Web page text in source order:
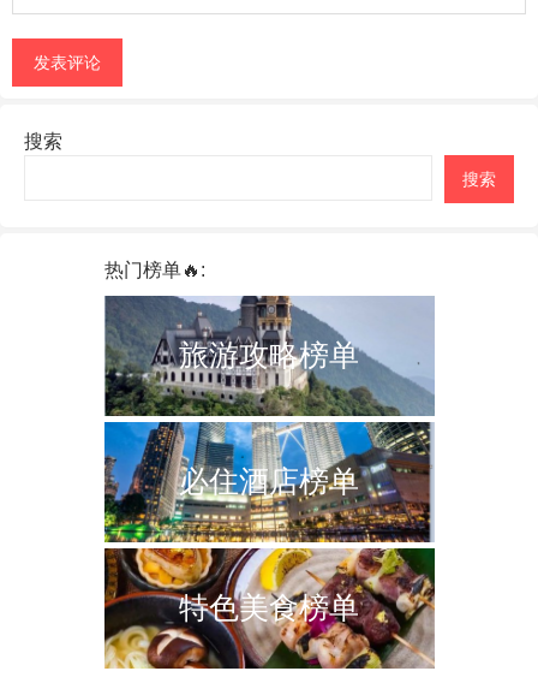
搜索
搜索
热门榜单🔥:
旅游攻略榜单
必住酒店榜单
特色美食榜单